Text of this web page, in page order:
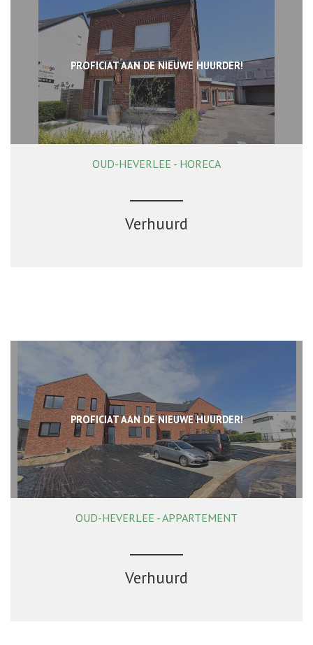
PROFICIAT AAN DE NIEUWE HUURDER!
108 m²
OUD-HEVERLEE - HORECA
Verhuurd
PROFICIAT AAN DE NIEUWE HUURDER!
81 m² 1 1 Ja
OUD-HEVERLEE - APPARTEMENT
Verhuurd